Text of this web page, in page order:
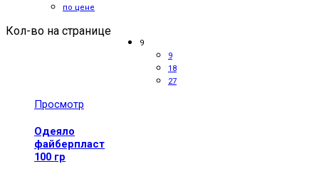
по цене
Кол-во на странице
9
9
18
27
Просмотр
Одеяло
файберпласт
100 гр